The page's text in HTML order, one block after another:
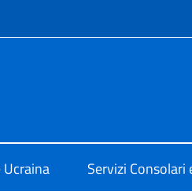
Ucraina Servizi Consolari